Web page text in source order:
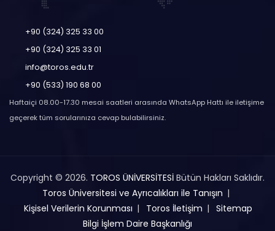
+90 (324) 325 33 00
+90 (324) 325 33 01
info@toros.edu.tr
+90 (533) 190 68 00
Haftaiçi 08.00-17.30 mesai saatleri arasında WhatsApp Hattı ile iletişime
geçerek tüm sorularınıza cevap bulabilirsiniz.
Copyright © 2026. TOROS ÜNİVERSİTESİ Bütün Hakları Saklıdır.
Toros Üniversitesi ve Ayrıcalıkları ile Tanışın
Kişisel Verilerin Korunması
Toros İletişim
Sitemap
Bilgi İşlem Daire Başkanlığı